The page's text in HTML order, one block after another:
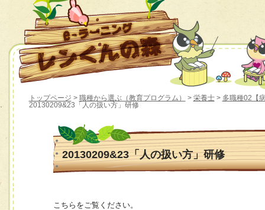
トップページ > 職種から選ぶ（教育プログラム） > 栄養士> 多職種02【
20130209&23「人の扱い方」研修
20130209&23「人の扱い方」研修
こちらをご覧ください。